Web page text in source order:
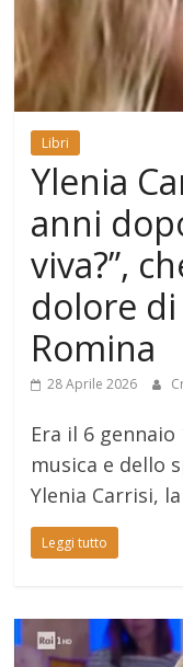
Libri
Ylenia
anni
viva?”,
dolore di
Romina
28 Aprile 2026
Era il 6
musica e dello
Ylenia Carrisi,
Leggi tutto